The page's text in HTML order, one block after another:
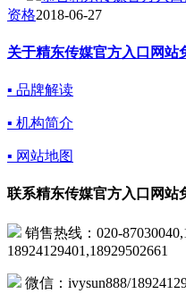
资格2018-06-27
关于精东传媒官方入口网站
▪ 品牌解读
▪ 机构简介
▪ 网站地图
联系精东传媒官方入口网站
销售热线：020-
18924129401,18929502661
微信：ivysun888/